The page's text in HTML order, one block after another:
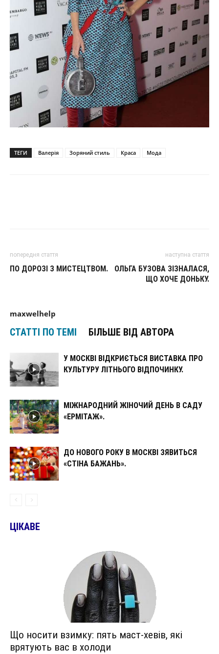
ТЕГИ Валерія Зоряний стиль Краса Мода
попередня стаття
ПО ДОРОЗІ З МИСТЕЦТВОМ.
наступна стаття
ОЛЬГА БУЗОВА ЗІЗНАЛАСЯ,
ЩО ХОЧЕ ДОНЬКУ.
maxwelhelp
СТАТТІ ПО ТЕМІ БІЛЬШЕ ВІД АВТОРА
У МОСКВІ ВІДКРИЄТЬСЯ ВИСТАВКА ПРО
КУЛЬТУРУ ЛІТНЬОГО ВІДПОЧИНКУ.
МІЖНАРОДНИЙ ЖІНОЧИЙ ДЕНЬ В САДУ
«ЕРМІТАЖ».
ДО НОВОГО РОКУ В МОСКВІ ЗЯВИТЬСЯ
«СТІНА БАЖАНЬ».
ЦІКАВЕ
Що носити взимку: пять маст-хевів, які
врятують вас в холоди